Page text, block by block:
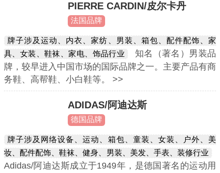
PIERRE CARDIN/皮尔卡丹
法国品牌
牌子涉及运动、内衣、家纺、男装、箱包、配件配饰、家
具、女装、鞋袜、家电、饰品行业
知名（著名）男装品
牌，较早进入中国市场的国际品牌之一。主要产品有商
务鞋、高帮鞋、小白鞋等。 >>
ADIDAS/阿迪达斯
德国品牌
牌子涉及网络设备、运动、箱包、童装、女装、户外、美
妆、配件配饰、鞋袜、健身、男装、美发、手表、装修行业
Adidas/阿迪达斯成立于1949年，是德国著名的运动用